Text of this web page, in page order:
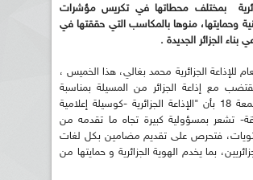
بمختلف محطاتها في تكريس مؤشرات
وحمايتها، منوها بالمكاسب التي حققتها في
الجزائر الجديدة .
للإذاعة الجزائرية محمد بغالي، هذا الخميس ،
مع إذاعة الجزائر من المسيلة بمناسبة
إطفائها الشمعة 18 بأن "الإذاعة الجزائرية -كوسيلة إعلامية
تشعر بمسؤولية كبيرة تجاه ما تقدمه من
فتحرص على تقديم مضامين بكل لغات
بما يخدم الهوية الجزائرية و حمايتها من